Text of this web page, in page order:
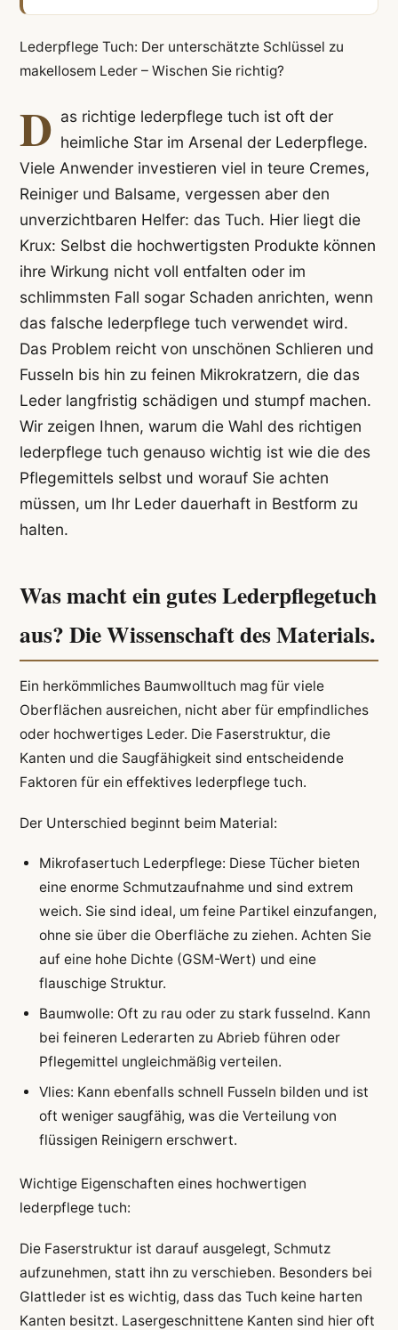
Lederpflege Tuch: Der unterschätzte Schlüssel zu
makellosem Leder – Wischen Sie richtig?
D as richtige lederpflege tuch ist oft der
heimliche Star im Arsenal der Lederpflege.
Viele Anwender investieren viel in teure Cremes,
Reiniger und Balsame, vergessen aber den
unverzichtbaren Helfer: das Tuch. Hier liegt die
Krux: Selbst die hochwertigsten Produkte können
ihre Wirkung nicht voll entfalten oder im
schlimmsten Fall sogar Schaden anrichten, wenn
das falsche lederpflege tuch verwendet wird.
Das Problem reicht von unschönen Schlieren und
Fusseln bis hin zu feinen Mikrokratzern, die das
Leder langfristig schädigen und stumpf machen.
Wir zeigen Ihnen, warum die Wahl des richtigen
lederpflege tuch genauso wichtig ist wie die des
Pflegemittels selbst und worauf Sie achten
müssen, um Ihr Leder dauerhaft in Bestform zu
halten.
Was macht ein gutes Lederpflegetuch
aus? Die Wissenschaft des Materials.
Ein herkömmliches Baumwolltuch mag für viele
Oberflächen ausreichen, nicht aber für empfindliches
oder hochwertiges Leder. Die Faserstruktur, die
Kanten und die Saugfähigkeit sind entscheidende
Faktoren für ein effektives lederpflege tuch.
Der Unterschied beginnt beim Material:
Mikrofasertuch Lederpflege: Diese Tücher bieten
eine enorme Schmutzaufnahme und sind extrem
weich. Sie sind ideal, um feine Partikel einzufangen,
ohne sie über die Oberfläche zu ziehen. Achten Sie
auf eine hohe Dichte (GSM-Wert) und eine
flauschige Struktur.
Baumwolle: Oft zu rau oder zu stark fusselnd. Kann
bei feineren Lederarten zu Abrieb führen oder
Pflegemittel ungleichmäßig verteilen.
Vlies: Kann ebenfalls schnell Fusseln bilden und ist
oft weniger saugfähig, was die Verteilung von
flüssigen Reinigern erschwert.
Wichtige Eigenschaften eines hochwertigen
lederpflege tuch:
Die Faserstruktur ist darauf ausgelegt, Schmutz
aufzunehmen, statt ihn zu verschieben. Besonders bei
Glattleder ist es wichtig, dass das Tuch keine harten
Kanten besitzt. Lasergeschnittene Kanten sind hier oft